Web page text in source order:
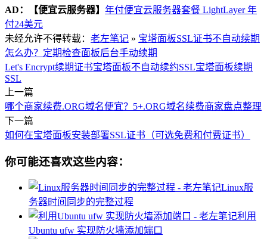
AD：
【便宜云服务器】 年付便宜云服务器套餐 LightLayer 年
付24美元
未经允许不得转载： 老左笔记 » 宝塔面板SSL证书不自动续期
怎么办？定期检查面板后台手动续期
Let's Encrypt续期证书宝塔面板不自动续约SSL宝塔面板续期
SSL
上一篇
哪个商家续费.ORG域名便宜？5+.ORG域名续费商家盘点整理
下一篇
如何在宝塔面板安装部署SSL证书（可选免费和付费证书）
你可能还喜欢这些内容：
Linux服
务器时间同步的完整过程
利用
Ubuntu ufw 实现防火墙添加端口